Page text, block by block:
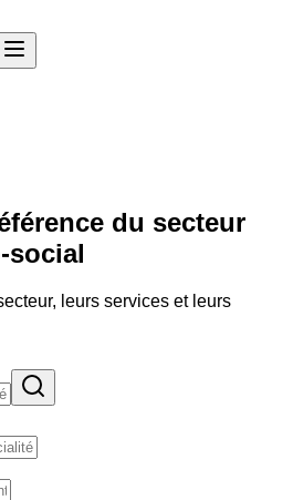
du secteur
social
leurs services et leurs